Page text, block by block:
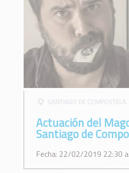
Actuación del
Santiago de
Fecha: 22/02/2019 22:30